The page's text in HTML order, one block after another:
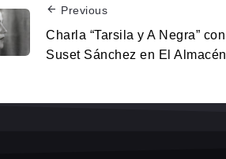
Previous
Charla “Tarsila y A Negra” con
Suset Sánchez en El Almacén